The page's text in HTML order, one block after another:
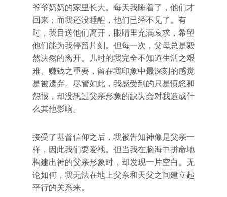
爷爷奶奶的家里长大。每天我睡着了，他们才
回来；而我还没睡醒，他们已经不见了。有
时，我目送他们离开，眼睛里充满哀求，希望
他们能为我停留片刻。但每一次，父母总是毅
然决然的离开。儿时的我完全不知道生活之艰
难、赚钱之重要，留在我印象中最深刻的感觉
是被遗弃。尽管如此，我感受到的只是愤怒和
怨恨，却没想过父亲形象的缺失会对我造成什
么其他影响。
接受了基督信仰之后，我被告知神像是父亲一
样，因此我们要爱祂。但当我在脑海中拼命地
构建出神的父亲形象时，却发现一片空白。无
论如何，我无法在地上父亲和天父之间建立起
平行的关系来。